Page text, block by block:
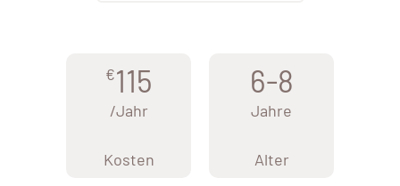
€115
/Jahr
Kosten
6-8
Jahre
Alter